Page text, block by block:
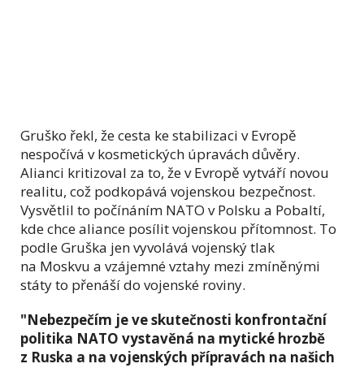
Gruško řekl, že cesta ke stabilizaci v Evropě
nespočívá v kosmetických úpravách důvěry.
Alianci kritizoval za to, že v Evropě vytváří novou
realitu, což podkopává vojenskou bezpečnost.
Vysvětlil to počínáním NATO v Polsku a Pobaltí,
kde chce aliance posílit vojenskou přítomnost. To
podle Gruška jen vyvolává vojenský tlak
na Moskvu a vzájemné vztahy mezi zmíněnými
státy to přenáší do vojenské roviny.
"Nebezpečím je ve skutečnosti konfrontační
politika NATO vystavěná na mytické hrozbě
z Ruska a na vojenských přípravách na našich